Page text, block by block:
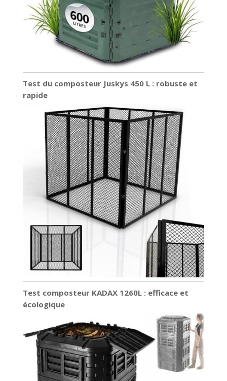
Test du composteur Juskys 450 L : robuste et
rapide
Test composteur KADAX 1260L : efficace et
écologique